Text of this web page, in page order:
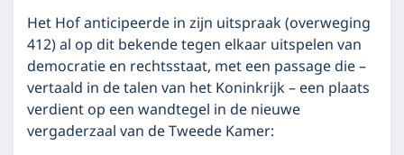
Het Hof anticipeerde in zijn uitspraak (overweging
412) al op dit bekende tegen elkaar uitspelen van
democratie en rechtsstaat, met een passage die –
vertaald in de talen van het Koninkrijk – een plaats
verdient op een wandtegel in de nieuwe
vergaderzaal van de Tweede Kamer: